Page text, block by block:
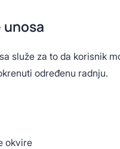
služe za to da korisnik
određenu radnju.
okvire